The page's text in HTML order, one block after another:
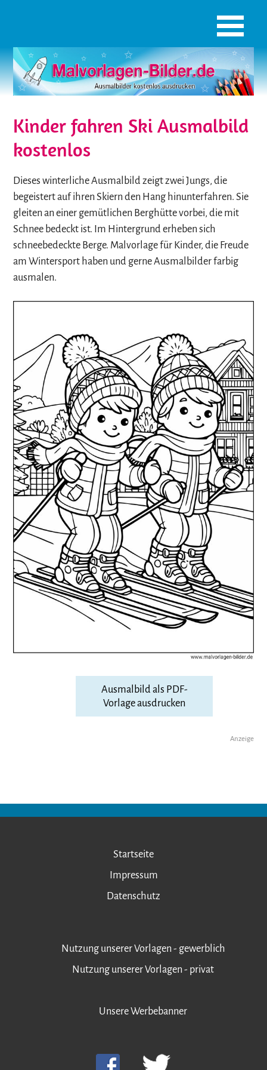
Kinder fahren Ski Ausmalbild
kostenlos
Dieses winterliche Ausmalbild zeigt zwei Jungs, die
begeistert auf ihren Skiern den Hang hinunterfahren. Sie
gleiten an einer gemütlichen Berghütte vorbei, die mit
Schnee bedeckt ist. Im Hintergrund erheben sich
schneebedeckte Berge. Malvorlage für Kinder, die Freude
am Wintersport haben und gerne Ausmalbilder farbig
ausmalen.
Ausmalbild als PDF-
Vorlage ausdrucken
Anzeige
Startseite
Impressum
Datenschutz
Nutzung unserer Vorlagen - gewerblich
Nutzung unserer Vorlagen - privat
Unsere Werbebanner